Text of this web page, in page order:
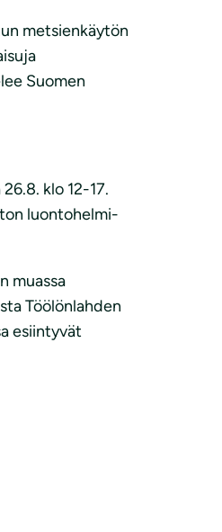
metsienkäytön
Suomen
klo 12-17.
luontohelmi-
muassa
Töölönlahden
esiintyvät